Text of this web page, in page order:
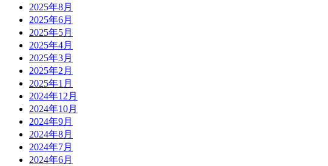
2025年8月
2025年6月
2025年5月
2025年4月
2025年3月
2025年2月
2025年1月
2024年12月
2024年10月
2024年9月
2024年8月
2024年7月
2024年6月